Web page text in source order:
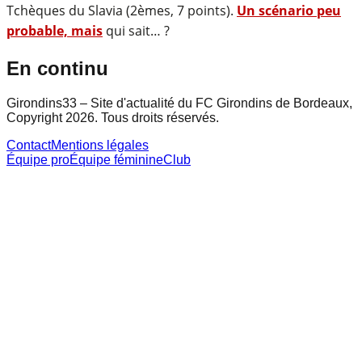
Tchèques du Slavia (2èmes, 7 points). Un scénario peu
probable, mais qui sait… ?
En continu
Girondins33 – Site d'actualité du FC Girondins de Bordeaux,
Copyright 2026. Tous droits réservés.
ContactMentions légales
Équipe proÉquipe féminineClub